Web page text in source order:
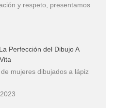
y respeto, presentamos
Perfección del Dibujo A
mujeres dibujados a lápiz